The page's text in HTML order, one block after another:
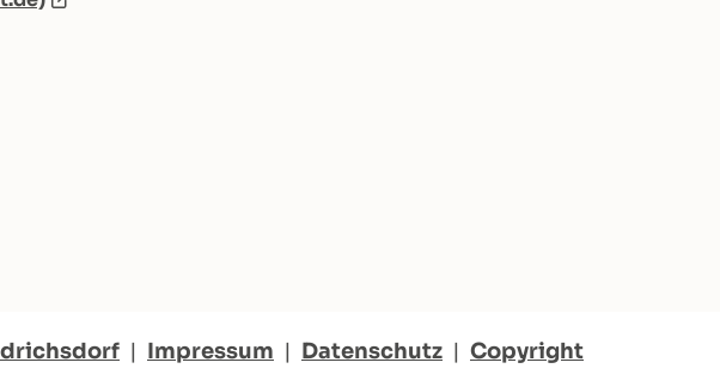
| Impressum | Datenschutz | Copyright